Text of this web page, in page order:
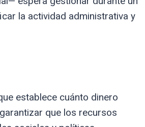
la actividad administrativa y
establece cuánto dinero
que los recursos